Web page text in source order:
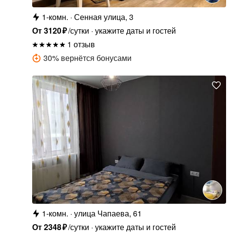
1-комн. Сенная улица, 3
От3120₽/сутки укажите даты и гостей
1 отзыв
30% вернётся бонусами
1-комн. улица Чапаева, 61
От2348₽/сутки укажите даты и гостей